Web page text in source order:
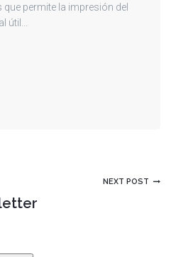
que permite la impresión del
NEXT POST